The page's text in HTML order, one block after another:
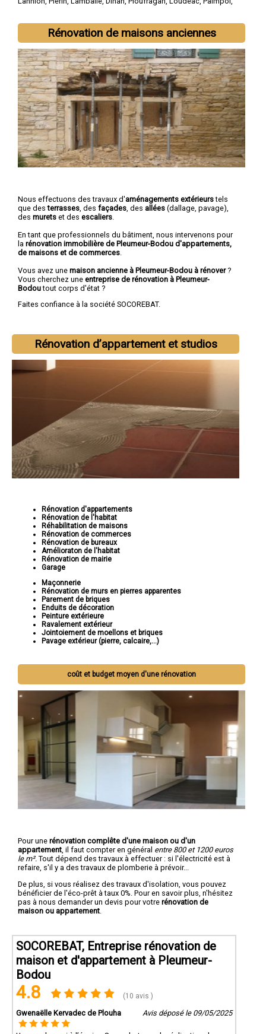
Rénovation de maisons anciennes
Nous effectuons des travaux d'aménagements extérieurstels
que desterrasses , des façades , des allées (dallage, pavage),
des murets et des escaliers
En tant que professionnels du bâtiment, nous intervenons pour
la rénovation immobilière de Pleumeur-Bodou d'appartements,
de maisons et de commerces
Vous avez une maison ancienne à Pleumeur-Bodou à rénover?
Vous cherchez une entreprise de rénovation à Pleumeur-
Bodoutout corps d'état ?
Faites confiance à la société SOCOREBAT.
Rénovation d’appartement et studios
Rénovation d'appartements
Rénovation de l'habitat
Réhabilitation de maisons
Rénovation de commerces
Rénovation de bureaux
Amélioraton de l'habitat
Rénovation de mairie
Garage
Maçonnerie
Rénovation de murs en pierres apparentes
Parement de briques
Enduits de décoration
Peinture extérieure
Ravalement extérieur
Jointoiement de moellons et briques
Pavage extérieur (pierre, calcaire,...)
coût et budget moyen d'une rénovation
Pour une rénovation complête d'une maison ou d'un
appartement , il faut compter en général entre 800 et 1200 euros
le m². Tout dépend des travaux à effectuer : si l'électricité est à
refaire, s'il y a des travaux de plomberie à prévoir...
De plus, si vous réalisez des travaux d'isolation, vous pouvez
bénéficier de l'éco-prêt à taux 0%. Pour en savoir plus, n'hésitez
pas à nous demander un devis pour votre rénovation de
maison ou appartement
SOCOREBAT, Entreprise rénovation de
maison et d'appartement à Pleumeur-
Bodou
4.8 (10 avis )
Gwenaëlle Kervadec de Plouha Avis déposé le 09/05/2025